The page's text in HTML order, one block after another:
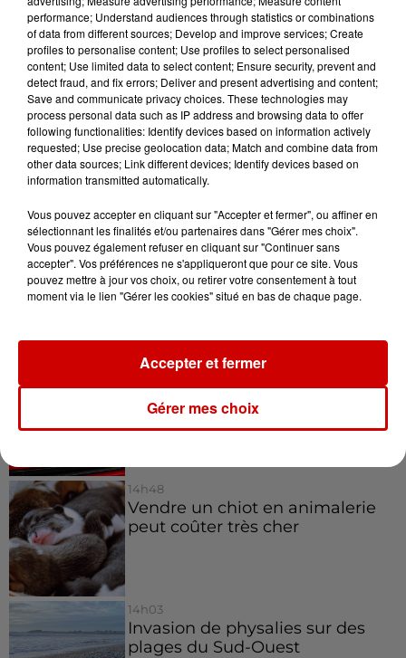
d'Harmonie du Pays de Montaigu
(OHPM) regroupe une
cinquantaine de musiciens de
tous âges, réunis autour d'une
passion commune pour la
musique. Habitué aux
programmes éclectiques, l'OHPM
sort des sentiers battus dans le
les arts.
Retrouvez nos actualités sur notre
page Facebook,
15h30
Un homme décède après une
noyade dans le Finistère
14h48
Vendre un chiot en animalerie
peut coûter très cher
14h03
Invasion de physalies sur des
plages du Sud-Ouest
performance; Understand audiences through statistics or combinations
of data from different sources; Develop and improve services; Create
profiles to personalise content; Use profiles to select personalised
content; Use limited data to select content; Ensure security, prevent and
detect fraud, and fix errors; Deliver and present advertising and content;
Save and communicate privacy choices. These technologies may
process personal data such as IP address and browsing data to offer
following functionalities: Identify devices based on information actively
requested; Use precise geolocation data; Match and combine data from
other data sources; Link different devices; Identify devices based on
information transmitted automatically.
Vous pouvez accepter en cliquant sur "Accepter et fermer", ou affiner en
sélectionnant les finalités et/ou partenaires dans "Gérer mes choix".
Vous pouvez également refuser en cliquant sur "Continuer sans
accepter". Vos préférences ne s'appliqueront que pour ce site. Vous
pouvez mettre à jour vos choix, ou retirer votre consentement à tout
moment via le lien "Gérer les cookies" situé en bas de chaque page.
Gérer mes choix
Accepter et fermer